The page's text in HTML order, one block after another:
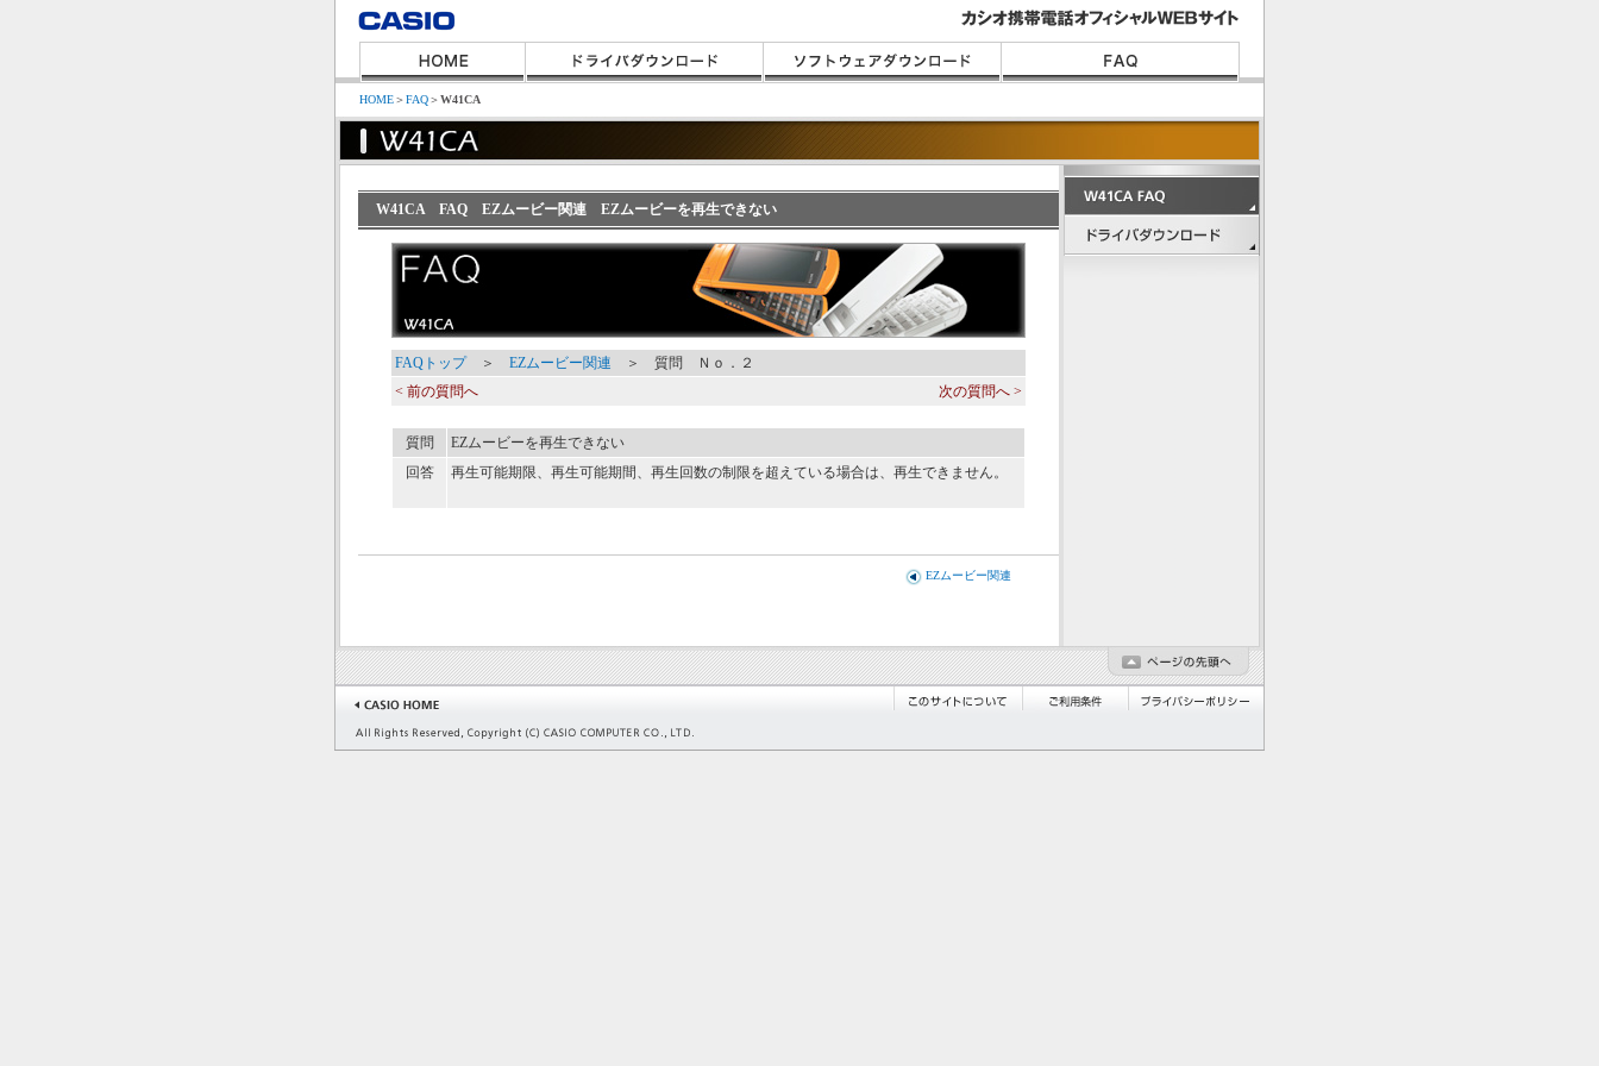
HOME＞FAQ＞W41CA
W41CA FAQ EZムービー関連 EZムービーを再生できない
FAQトップ＞ EZムービー関連 ＞ 質問 Ｎｏ．２
< 前の質問へ
次の質問へ >
質問
EZムービーを再生できない
回答
再生可能期限、再生可能期間、再生回数の制限を超えている場合は、再生できません。
EZムービー関連